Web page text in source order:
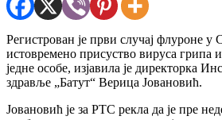
Регистрован је први случај флуроне у
истовремено присуство вируса грипа
једне особе, изјавила је директорка
здравље „Батут“ Верица Јовановић.
Јовановић је за РТС рекла да је пре